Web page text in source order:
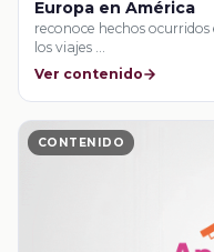
Europa en América
reconoce hechos
los viajes …
Ver contenido
CONTENIDO